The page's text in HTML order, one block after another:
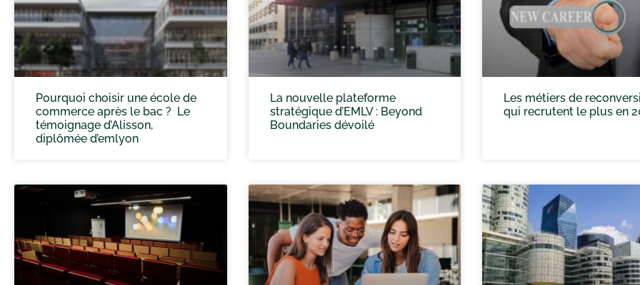
Pourquoi choisir une école de
commerce après le bac ? Le
témoignage d’Alisson,
diplômée d’emlyon
La nouvelle plateforme
stratégique d’EMLV : Beyond
Boundaries dévoilé
Les métiers de
qui recrutent le plus en